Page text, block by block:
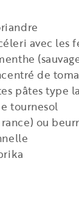
avec les
de
pâtes type
tournesol
ou